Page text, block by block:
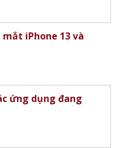
iPhone 13 và
ứng dụng đang